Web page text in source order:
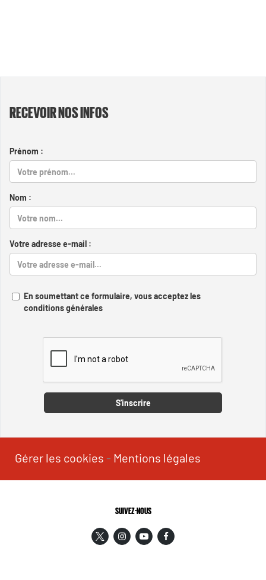
RECEVOIR NOS INFOS
Prénom :
Nom :
Votre adresse e-mail :
En soumettant ce formulaire, vous acceptez les
conditions générales
S'inscrire
Gérer les cookies - Mentions légales
SUIVEZ-NOUS